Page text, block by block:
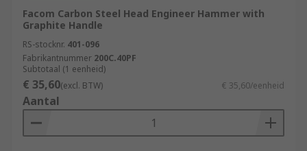
Facom Carbon Steel Head Engineer Hammer with
Graphite Handle
RS-stocknr. 401-096
Fabrikantnummer 200C.40PF
Subtotaal (1 eenheid)
€ 35,60(excl. BTW) € 35,60/eenheid
Aantal